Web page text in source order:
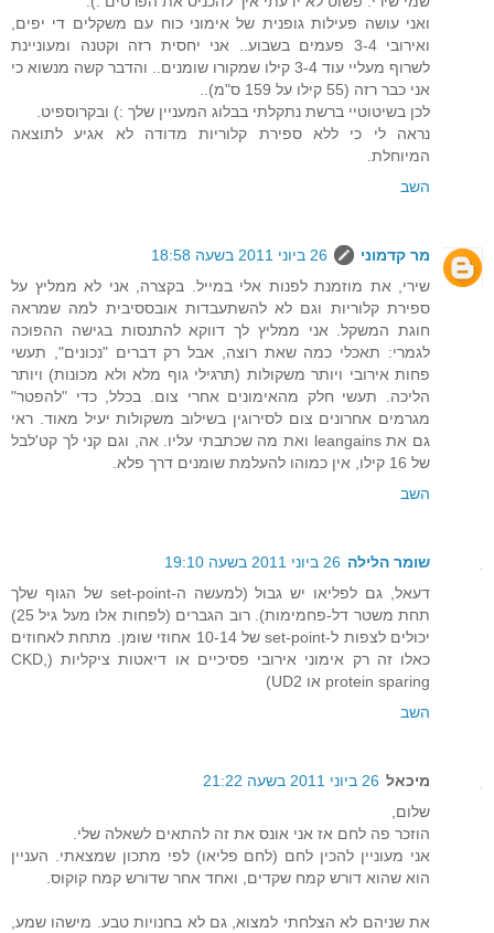
ואני עושה פעילות גופנית של אימוני כוח עם משקלים די יפים,
ואירובי 3-4 פעמים בשבוע.. אני יחסית רזה וקטנה ומעוניינת
לשרוף מעליי עוד 3-4 קילו שמקורו שומנים.. והדבר קשה מנשוא כי
אני כבר רזה (55 קילו על 159 ס"מ)..
לכן בשיטוטיי ברשת נתקלתי בבלוג המעניין שלך :) ובקרוספיט.
נראה לי כי ללא ספירת קלוריות מדודה לא אגיע לתוצאה
המיוחלת.
השב
מר קדמוני
26 ביוני 2011 בשעה 18:58
שירי, את מוזמנת לפנות אלי במייל. בקצרה, אני לא ממליץ על
ספירת קלוריות וגם לא להשתעבדות אובססיבית למה שמראה
חוגת המשקל. אני ממליץ לך דווקא להתנסות בגישה ההפוכה
לגמרי: תאכלי כמה שאת רוצה, אבל רק דברים "נכונים", תעשי
פחות אירובי ויותר משקולות (תרגילי גוף מלא ולא מכונות) ויותר
הליכה. תעשי חלק מהאימונים אחרי צום. בכלל, כדי "להפטר"
מגרמים אחרונים צום לסירוגין בשילוב משקולות יעיל מאוד. ראי
גם את leangains ואת מה שכתבתי עליו. אה, וגם קני לך קט'לבל
של 16 קילו, אין כמוהו להעלמת שומנים דרך פלא.
השב
שומר הלילה 26 ביוני 2011 בשעה 19:10
דעאל, גם לפליאו יש גבול (למעשה ה-set-point של הגוף שלך
תחת משטר דל-פחמימות). רוב הגברים (לפחות אלו מעל גיל 25)
יכולים לצפות ל-set-point של 10-14 אחוזי שומן. מתחת לאחוזים
כאלו זה רק אימוני אירובי פסיכיים או דיאטות ציקליות (CKD,
protein sparing או UD2)
השב
מיכאל 26 ביוני 2011 בשעה 21:22
שלום,
הוזכר פה לחם אז אני אונס את זה להתאים לשאלה שלי.
אני מעוניין להכין לחם (לחם פליאו) לפי מתכון שמצאתי. העניין
הוא שהוא דורש קמח שקדים, ואחד אחר שדורש קמח קוקוס.
את שניהם לא הצלחתי למצוא, גם לא בחנויות טבע. מישהו שמע,